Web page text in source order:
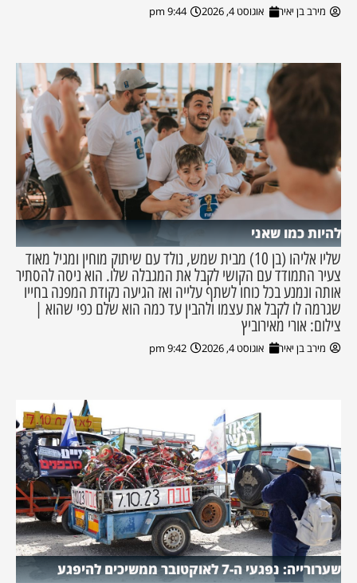
מירב בן יאיר אוגוסט 4, 2026 9:44 pm
להיות כמו שאני
שליו אליהו (בן 10) מבית שמש, נולד עם שיתוק מוחין ומגיל מאוד
צעיר התמודד עם הקושי לקבל את המגבלה שלו. הוא ניסה להסתיר
אותה ונמנע בכל כוחו לשתף עלייה ואז הגיעה נקודת המפנה בחייו
שגרמה לו לקבל את עצמו ולהבין עד כמה הוא שלם כפי שהוא |
צילום: אורי מאירוביץ
מירב בן יאיר אוגוסט 4, 2026 9:42 pm
שערורייה: נפגעי ה-7 לאוקטובר ממשיכים להיפגע